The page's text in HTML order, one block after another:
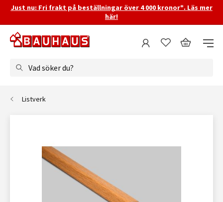
Just nu: Fri frakt på beställningar över 4 000 kronor*. Läs mer
här!
Vad söker du?
Listverk